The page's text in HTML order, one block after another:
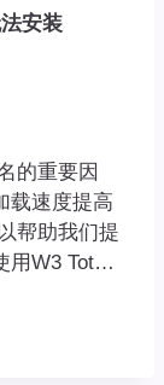
安装
的重要因
载速度提高
助我们提
用W3 Tot…